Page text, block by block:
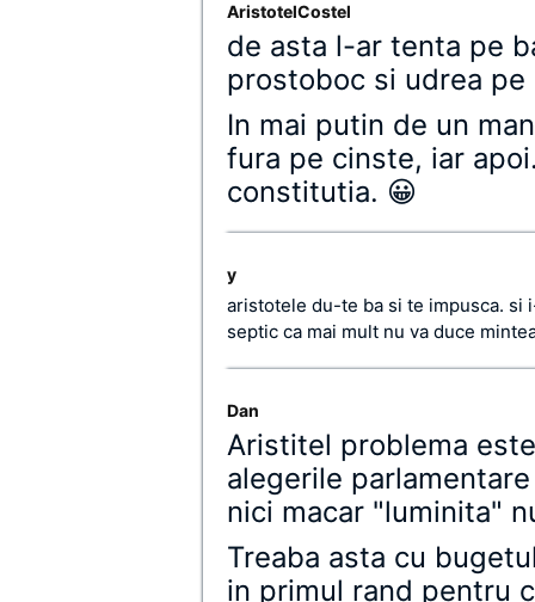
AristotelCostel
de asta l-ar tenta pe
prostoboc si udrea
In mai putin de un
fura pe cinste, iar
constitutia. 😀
y
aristotele du-te ba si te impusca. si
septic ca mai mult nu va duce
Dan
Aristitel problema
alegerile
nici macar "luminita"
Treaba asta cu
in primul rand pentru